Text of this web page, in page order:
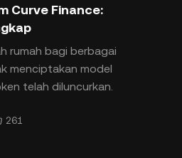
Curve Finance:
rumah bagi berbagai
menciptakan model
telah diluncurkan.
261